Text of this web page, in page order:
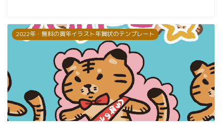
2022年・無料の寅年イラスト年賀状のテンプレート